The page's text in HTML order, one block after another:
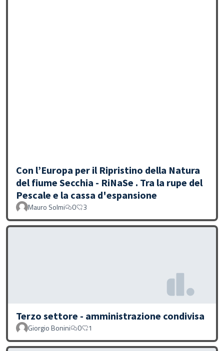
Con l’Europa per il Ripristino della Natura
del fiume Secchia - RiNaSe . Tra la rupe del
Pescale e la cassa d'espansione
Mauro Solmi 0 3
Terzo settore - amministrazione condivisa
Giorgio Bonini 0 1